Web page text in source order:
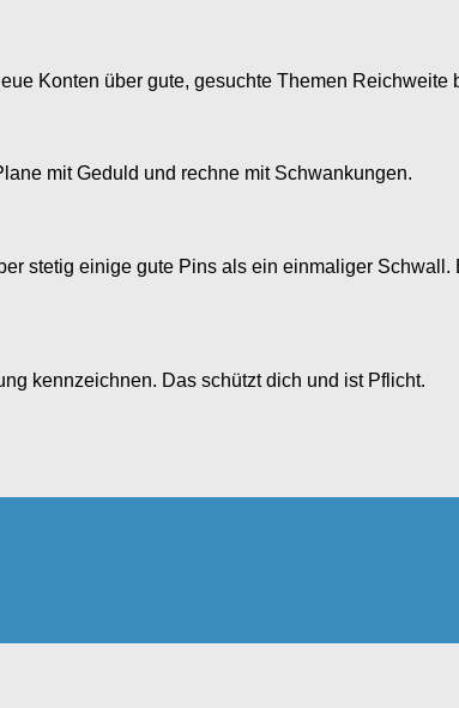
Konten über gute, gesuchte Themen
mit Geduld und rechne mit Schwankungen.
stetig einige gute Pins als ein einmaliger
kennzeichnen. Das schützt dich und ist Pflicht.